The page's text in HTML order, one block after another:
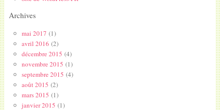
Archives
mai 2017 (1)
avril 2016 (2)
décembre 2015 (4)
novembre 2015 (1)
septembre 2015 (4)
août 2015 (2)
mars 2015 (1)
janvier 2015 (1)